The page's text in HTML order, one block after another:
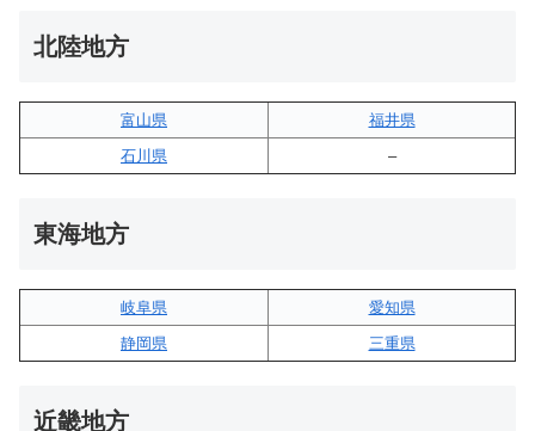
北陸地方
富山県
福井県
石川県
–
東海地方
岐阜県
愛知県
静岡県
三重県
近畿地方